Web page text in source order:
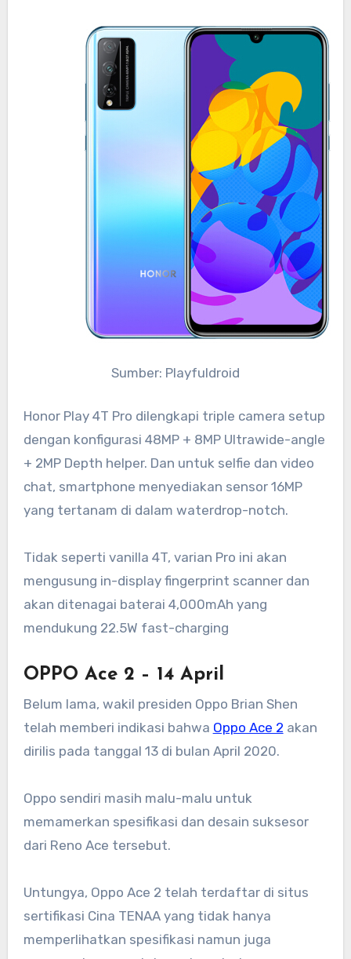
Sumber: Playfuldroid
Honor Play 4T Pro dilengkapi triple camera setup
dengan konfigurasi 48MP + 8MP Ultrawide-angle
+ 2MP Depth helper. Dan untuk selfie dan video
chat, smartphone menyediakan sensor 16MP
yang tertanam di dalam waterdrop-notch.
Tidak seperti vanilla 4T, varian Pro ini akan
mengusung in-display fingerprint scanner dan
akan ditenagai baterai 4,000mAh yang
mendukung 22.5W fast-charging
OPPO Ace 2 – 14 April
Belum lama, wakil presiden Oppo Brian Shen
telah memberi indikasi bahwa Oppo Ace 2 akan
dirilis pada tanggal 13 di bulan April 2020.
Oppo sendiri masih malu-malu untuk
memamerkan spesifikasi dan desain suksesor
dari Reno Ace tersebut.
Untungya, Oppo Ace 2 telah terdaftar di situs
sertifikasi Cina TENAA yang tidak hanya
memperlihatkan spesifikasi namun juga